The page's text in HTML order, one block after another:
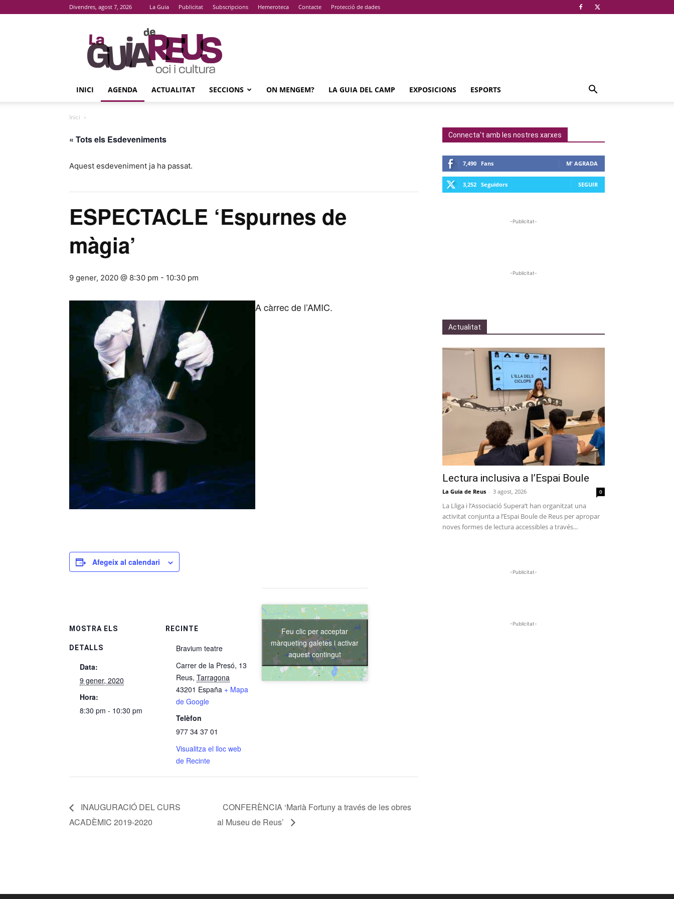
Divendres, agost 7, 2026 La Guia Publicitat Subscripcions Hemeroteca Contacte Protecció de dades
La
Guia
De
Reus
INICI AGENDA ACTUALITAT SECCIONS ON MENGEM? LA GUIA DEL CAMP EXPOSICIONS ESPORTS
Inici
« Tots els Esdeveniments
Aquest esdeveniment ja ha passat.
ESPECTACLE ‘Espurnes de
màgia’
9 gener, 2020 @ 8:30 pm - 10:30 pm
A càrrec de l’AMIC.
Afegeix al calendari
MOSTRA ELS
DETALLS
Data:
9 gener, 2020
Hora:
8:30 pm - 10:30 pm
RECINTE
Bravium teatre
Carrer de la Presó, 13
Reus, Tarragona
43201 España + Mapa
de Google
Telèfon
977 34 37 01
Visualitza el lloc web
de Recinte
Feu clic per acceptar
màrqueting galetes i activar
aquest contingut
INAUGURACIÓ DEL CURS
ACADÈMIC 2019-2020
CONFERÈNCIA ‘Marià Fortuny a través de les obres
al Museu de Reus’
Connecta't amb les nostres xarxes
7,490 Fans M' AGRADA
3,252 Seguidors SEGUIR
-Publicitat-
-Publicitat-
Actualitat
Lectura inclusiva a l’Espai Boule
La Guia de Reus - 3 agost, 2026 0
La Lliga i l’Associació Supera’t han organitzat una
activitat conjunta a l’Espai Boule de Reus per apropar
noves formes de lectura accessibles a través...
-Publicitat-
-Publicitat-